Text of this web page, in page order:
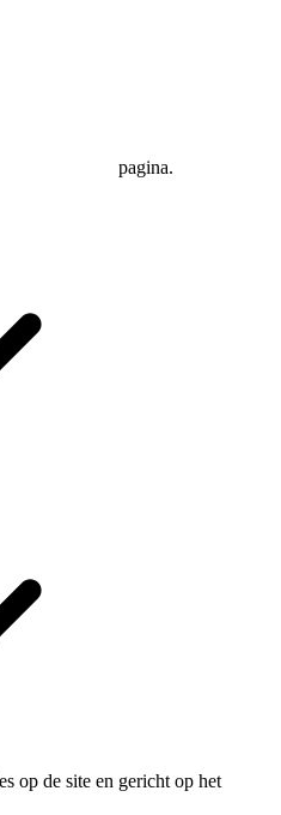
pagina.
op de site en gericht op het